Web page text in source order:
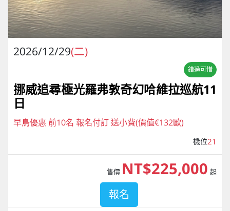
2026/12/29(二)
錯過可惜
挪威追尋極光羅弗敦奇幻哈維拉巡航11
日
早鳥優惠 前10名 報名付訂 送小費(價值€132歐)
機位21
售價 NT$225,000 起
報名